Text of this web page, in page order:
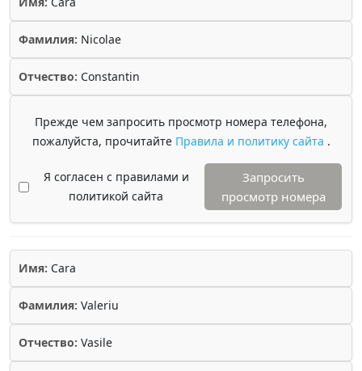
Фамилия: Nicolae
Отчество: Constantin
Прежде чем запросить просмотр номера телефона,
пожалуйста, прочитайте Правила и политику сайта .
Я согласен с правилами и
политикой сайта
Запросить
просмотр номера
Имя: Cara
Фамилия: Valeriu
Отчество: Vasile